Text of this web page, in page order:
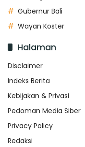
Gubernur Bali
Wayan Koster
Halaman
Disclaimer
Indeks Berita
Kebijakan & Privasi
Pedoman Media Siber
Privacy Policy
Redaksi